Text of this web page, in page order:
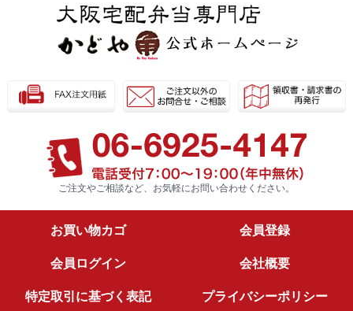
ご注文やご相談など、お気軽にお問い合わせください。
お買い物カゴ 会員登録
会員ログイン 会社概要
特定取引に基づく表記 プライバシーポリシー